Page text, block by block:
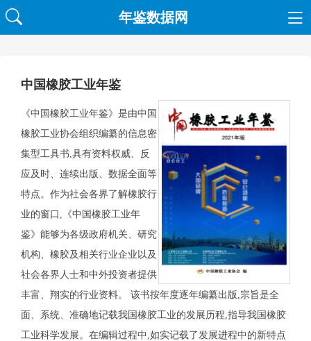
年鉴数据网
中国橡胶工业年鉴
《中国橡胶工业年鉴》是由中国
橡胶工业协会组织编纂的信息密
集型工具书,具有资料权威、反
应及时、连续出版、数据全面等
特点。作为社会各界了解橡胶行
业的窗口,《中国橡胶工业年
鉴》能够为各级政府机关、研究
机构、橡胶及相关行业企业以及
社会各界人士和中外投资者提供
丰富、翔实的行业资料。 该书按年度逐年编纂出版,宗旨是全
面、系统、准确地记载我国橡胶工业的发展历程,指导我国橡胶
工业科学发展。在编辑过程中,如实记载了发展进程中的新特点